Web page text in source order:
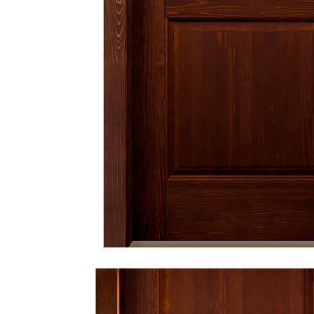
Стулья, кресла, пуфы
Шкафы, стеллажи, полки, сундуки